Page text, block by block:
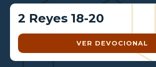
2 Reyes 18-20
VER DEVOCIONAL